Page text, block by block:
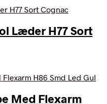
Læder H77 Sort
Med Flexarm